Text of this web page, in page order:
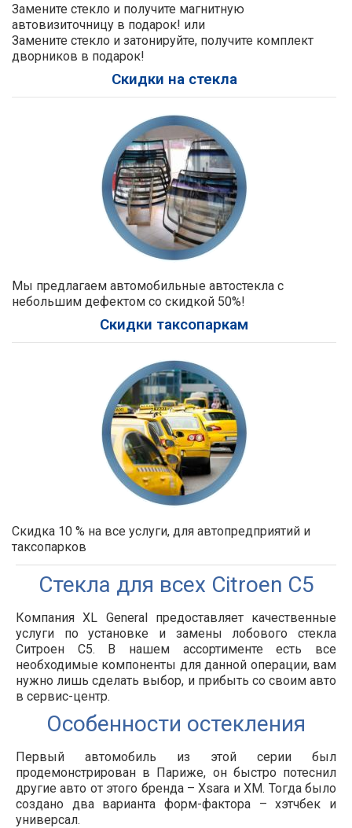
Замените стекло и получите магнитную
автовизиточницу в подарок! или
Замените стекло и затонируйте, получите комплект
дворников в подарок!
Скидки на стекла
Мы предлагаем автомобильные автостекла с
небольшим дефектом со скидкой 50%!
Скидки таксопаркам
Скидка 10 % на все услуги, для автопредприятий и
таксопарков
Стекла для всех Citroen С5
Компания XL General предоставляет качественные
услуги по установке и замены лобового стекла
Ситроен С5. В нашем ассортименте есть все
необходимые компоненты для данной операции, вам
нужно лишь сделать выбор, и прибыть со своим авто
в сервис-центр.
Особенности остекления
Первый автомобиль из этой серии был
продемонстрирован в Париже, он быстро потеснил
другие авто от этого бренда – Xsara и XM. Тогда было
создано два варианта форм-фактора – хэтчбек и
универсал.